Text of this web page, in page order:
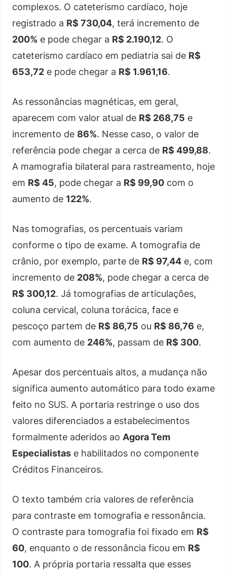
complexos. O cateterismo cardíaco, hoje
registrado a R$ 730,04, terá incremento de
200% e pode chegar a R$ 2.190,12. O
cateterismo cardíaco em pediatria sai de R$
653,72 e pode chegar a R$ 1.961,16.
As ressonâncias magnéticas, em geral,
aparecem com valor atual de R$ 268,75 e
incremento de 86%. Nesse caso, o valor de
referência pode chegar a cerca de R$ 499,88.
A mamografia bilateral para rastreamento, hoje
em R$ 45, pode chegar a R$ 99,90 com o
aumento de 122%.
Nas tomografias, os percentuais variam
conforme o tipo de exame. A tomografia de
crânio, por exemplo, parte de R$ 97,44 e, com
incremento de 208%, pode chegar a cerca de
R$ 300,12. Já tomografias de articulações,
coluna cervical, coluna torácica, face e
pescoço partem de R$ 86,75 ou R$ 86,76 e,
com aumento de 246%, passam de R$ 300.
Apesar dos percentuais altos, a mudança não
significa aumento automático para todo exame
feito no SUS. A portaria restringe o uso dos
valores diferenciados a estabelecimentos
formalmente aderidos ao Agora Tem
Especialistas e habilitados no componente
Créditos Financeiros.
O texto também cria valores de referência
para contraste em tomografia e ressonância.
O contraste para tomografia foi fixado em R$
60, enquanto o de ressonância ficou em R$
100. A própria portaria ressalta que esses